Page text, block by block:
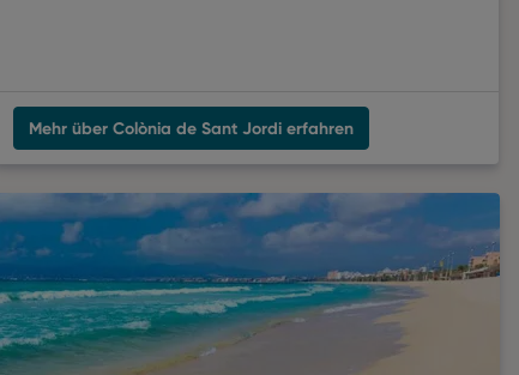
Mehr über Colònia de Sant Jordi erfahren